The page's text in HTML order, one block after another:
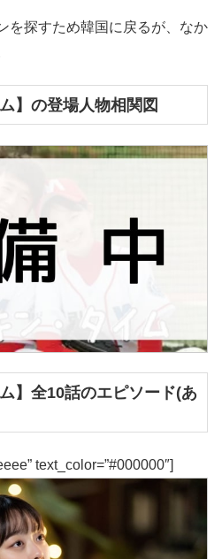
を探すため韓国に戻るが、なか
】の登場人物相関図
】全10話のエピソード(あ
text_color=”#000000″]